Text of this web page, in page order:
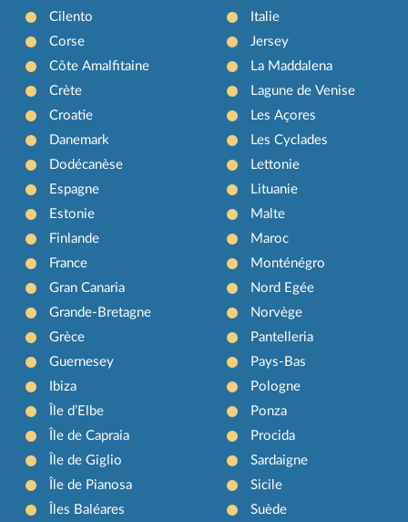
Cilento
Corse
Côte Amalfitaine
Crète
Croatie
Danemark
Dodécanèse
Espagne
Estonie
Finlande
France
Gran Canaria
Grande-Bretagne
Grèce
Guernesey
Ibiza
Île d’Elbe
Île de Capraia
Île de Giglio
Île de Pianosa
Îles Baléares
Italie
Jersey
La Maddalena
Lagune de Venise
Les Açores
Les Cyclades
Lettonie
Lituanie
Malte
Maroc
Monténégro
Nord Egée
Norvège
Pantelleria
Pays-Bas
Pologne
Ponza
Procida
Sardaigne
Sicile
Suède